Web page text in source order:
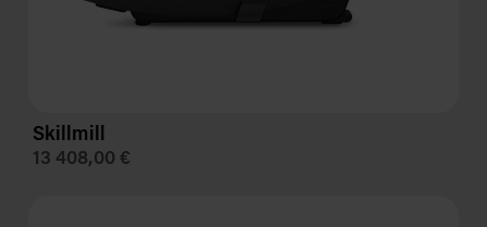
Skillmill
13 408,00 €